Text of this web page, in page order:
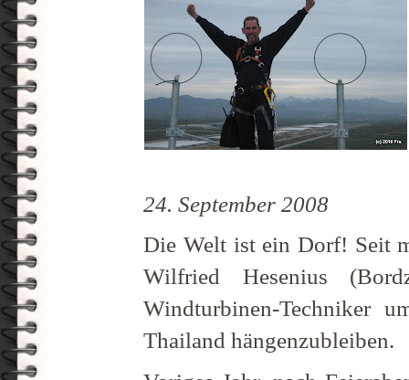
24. September 2008
Die Welt ist ein Dorf! Seit
Wilfried Hesenius
Windturbinen-Techniker
Thailand hängenzubleiben.